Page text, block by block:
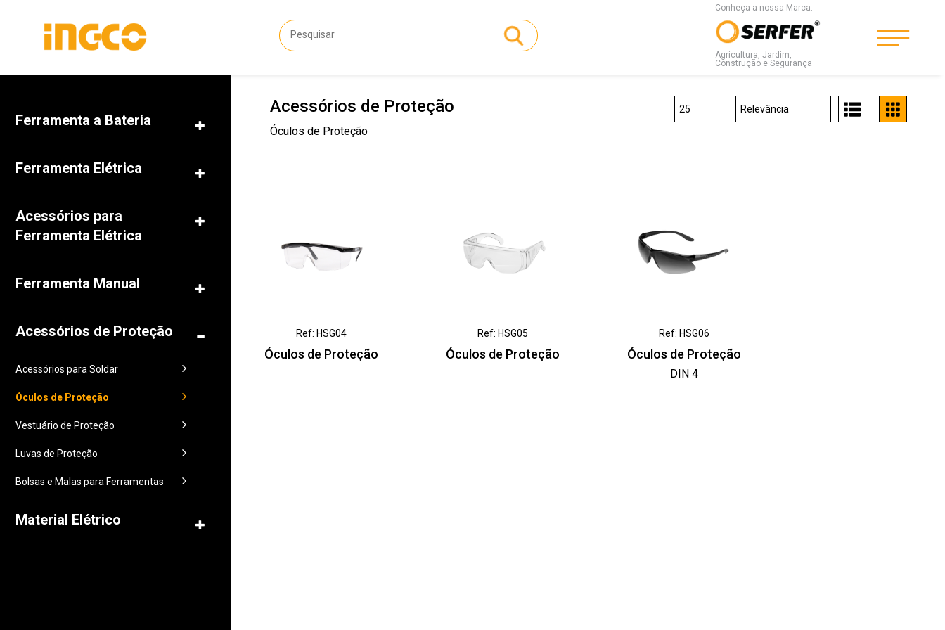
Conheça a nossa Marca:
Agricultura, Jardim,
Construção e Segurança
Ferramenta a Bateria
Ferramenta Elétrica
Acessórios para
Ferramenta Elétrica
Ferramenta Manual
Acessórios de Proteção
Acessórios para Soldar
Óculos de Proteção
Vestuário de Proteção
Luvas de Proteção
Bolsas e Malas para Ferramentas
Material Elétrico
Acessórios de Proteção
Óculos de Proteção
Ref: HSG04
Óculos de Proteção
Ref: HSG05
Óculos de Proteção
Ref: HSG06
Óculos de Proteção
DIN 4